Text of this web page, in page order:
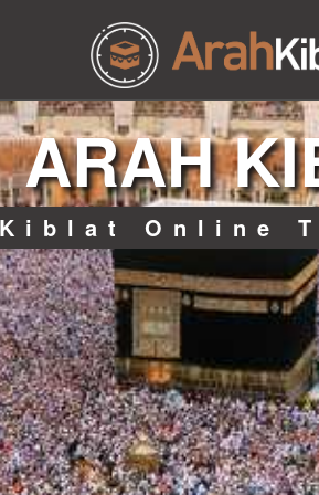
ARAH
Online